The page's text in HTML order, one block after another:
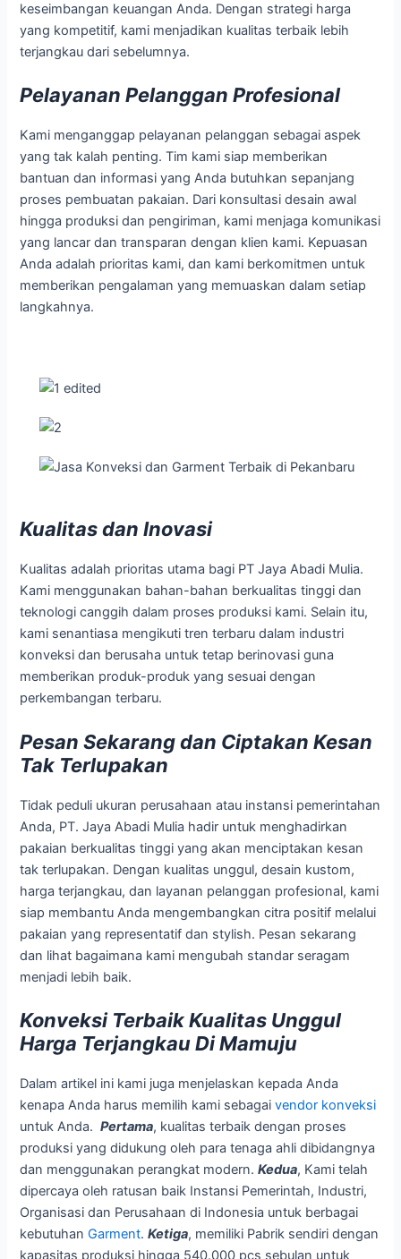
keseimbangan keuangan Anda. Dengan strategi harga
yang kompetitif, kami menjadikan kualitas terbaik lebih
terjangkau dari sebelumnya.
Pelayanan Pelanggan Profesional
Kami menganggap pelayanan pelanggan sebagai aspek
yang tak kalah penting. Tim kami siap memberikan
bantuan dan informasi yang Anda butuhkan sepanjang
proses pembuatan pakaian. Dari konsultasi desain awal
hingga produksi dan pengiriman, kami menjaga komunikasi
yang lancar dan transparan dengan klien kami. Kepuasan
Anda adalah prioritas kami, dan kami berkomitmen untuk
memberikan pengalaman yang memuaskan dalam setiap
langkahnya.
Kualitas dan Inovasi
Kualitas adalah prioritas utama bagi PT Jaya Abadi Mulia.
Kami menggunakan bahan-bahan berkualitas tinggi dan
teknologi canggih dalam proses produksi kami. Selain itu,
kami senantiasa mengikuti tren terbaru dalam industri
konveksi dan berusaha untuk tetap berinovasi guna
memberikan produk-produk yang sesuai dengan
perkembangan terbaru.
Pesan Sekarang dan Ciptakan Kesan
Tak Terlupakan
Tidak peduli ukuran perusahaan atau instansi pemerintahan
Anda, PT. Jaya Abadi Mulia hadir untuk menghadirkan
pakaian berkualitas tinggi yang akan menciptakan kesan
tak terlupakan. Dengan kualitas unggul, desain kustom,
harga terjangkau, dan layanan pelanggan profesional, kami
siap membantu Anda mengembangkan citra positif melalui
pakaian yang representatif dan stylish. Pesan sekarang
dan lihat bagaimana kami mengubah standar seragam
menjadi lebih baik.
Konveksi Terbaik Kualitas Unggul
Harga Terjangkau Di Mamuju
Dalam artikel ini kami juga menjelaskan kepada Anda
kenapa Anda harus memilih kami sebagaivendor konveksi
untuk Anda.Pertama, kualitas terbaik dengan proses
produksi yang didukung oleh para tenaga ahli dibidangnya
dan menggunakan perangkat modern.Kedua, Kami telah
dipercaya oleh ratusan baik Instansi Pemerintah, Industri,
Organisasi dan Perusahaan di Indonesia untuk berbagai
kebutuhanGarment.Ketiga, memiliki Pabrik sendiri dengan
kapasitas produksi hingga 540.000 pcs sebulan untuk